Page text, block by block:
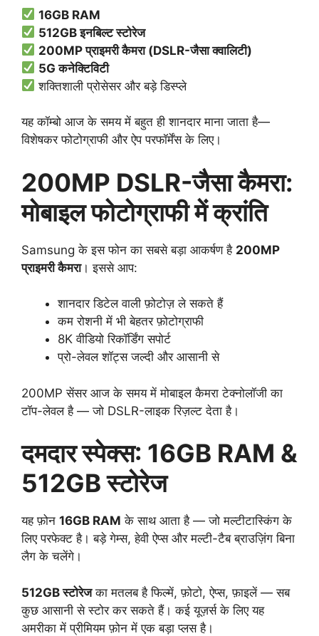
16GB RAM
512GB इनबिल्ट स्टोरेज
200MP प्राइमरी कैमरा (DSLR-जैसा क्वालिटी)
5G कनेक्टिविटी
शक्तिशाली प्रोसेसर और बड़े डिस्प्ले
यह कॉम्बो आज के समय में बहुत ही शानदार माना जाता है—
विशेषकर फोटोग्राफी और ऐप परफॉर्मेंस के लिए।
200MP DSLR-जैसा कैमरा:
मोबाइल फोटोग्राफी में क्रांति
Samsung के इस फोन का सबसे बड़ा आकर्षण है 200MP
प्राइमरी कैमरा। इससे आप:
शानदार डिटेल वाली फ़ोटोज़ ले सकते हैं
कम रोशनी में भी बेहतर फ़ोटोग्राफी
8K वीडियो रिकॉर्डिंग सपोर्ट
प्रो-लेवल शॉट्स जल्दी और आसानी से
200MP सेंसर आज के समय में मोबाइल कैमरा टेक्नोलॉजी का
टॉप-लेवल है — जो DSLR-लाइक रिज़ल्ट देता है।
दमदार स्पेक्स: 16GB RAM &
512GB स्टोरेज
यह फ़ोन 16GB RAM के साथ आता है — जो मल्टीटास्किंग के
लिए परफेक्ट है। बड़े गेम्स, हेवी ऐप्स और मल्टी-टैब ब्राउज़िंग बिना
लैग के चलेंगे।
512GB स्टोरेजका मतलब है फिल्में, फ़ोटो, ऐप्स, फ़ाइलें — सब
कुछ आसानी से स्टोर कर सकते हैं। कई यूज़र्स के लिए यह
अमरीका में प्रीमियम फ़ोन में एक बड़ा प्लस है।